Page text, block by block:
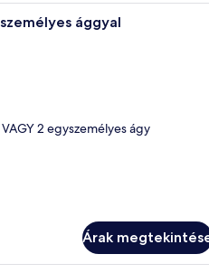
Egy hegyvidéki táj,
ággyal
2 egyszemélyes ágy
Árak